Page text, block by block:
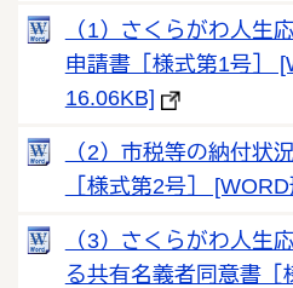
（1）さくらがわ人生
申請書［様式第1号］
16.06KB]
（2）市税等の納付状
［様式第2号］
（3）さくらがわ人生
る共有名義者同意書［